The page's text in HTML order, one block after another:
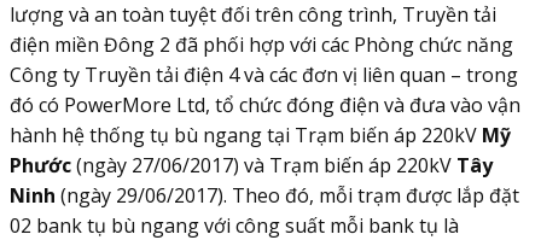
lượng và an toàn tuyệt đối trên công trình, Truyền tải
điện miền Đông 2 đã phối hợp với các Phòng chức năng
Công ty Truyền tải điện 4 và các đơn vị liên quan – trong
đó có PowerMore Ltd, tổ chức đóng điện và đưa vào vận
hành hệ thống tụ bù ngang tại Trạm biến áp 220kV Mỹ
Phước(ngày 27/06/2017) và Trạm biến áp 220kV Tây
Ninh (ngày 29/06/2017). Theo đó, mỗi trạm được lắp đặt
02 bank tụ bù ngang với công suất mỗi bank tụ là